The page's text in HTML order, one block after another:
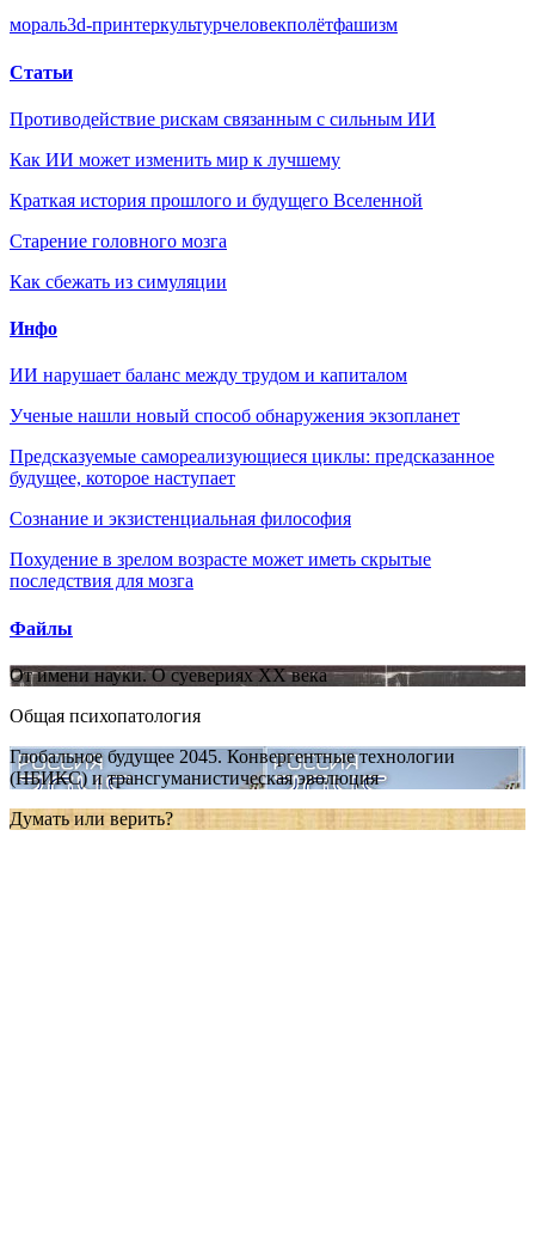
мораль3d-принтеркультурчеловекполётфашизм
Статьи
Противодействие рискам связанным с сильным ИИ
Как ИИ может изменить мир к лучшему
Краткая история прошлого и будущего Вселенной
Старение головного мозга
Как сбежать из симуляции
Инфо
ИИ нарушает баланс между трудом и капиталом
Ученые нашли новый способ обнаружения экзопланет
Предсказуемые самореализующиеся циклы: предсказанное
будущее, которое наступает
Сознание и экзистенциальная философия
Похудение в зрелом возрасте может иметь скрытые
последствия для мозга
Файлы
От имени науки. О суевериях XX века
Общая психопатология
Глобальное будущее 2045. Конвергентные технологии
(НБИКС) и трансгуманистическая эволюция
Думать или верить?